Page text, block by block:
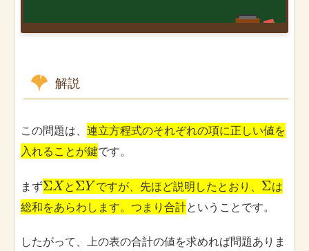
解説
この問題は、 連立方程式のそれぞれの項に正しい値を
入れることが鍵です。
まずΣXとΣY ですが、先ほど説明したとおり、 Σは
総和をあらわします。つまり合計ということです。
したがって、上の表の合計の値を求めれば問題ありま